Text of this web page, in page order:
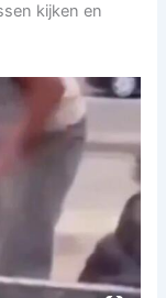
kijken en